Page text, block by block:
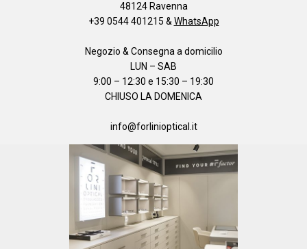
48124 Ravenna
+39 0544 401215 & WhatsApp
Negozio & Consegna a domicilio
LUN – SAB
9:00 – 12:30 e 15:30 – 19:30
CHIUSO LA DOMENICA
info@forlinioptical.it